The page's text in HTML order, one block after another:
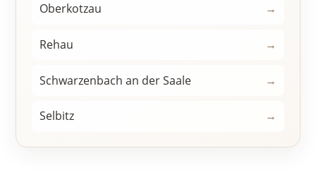
Oberkotzau →
Rehau →
Schwarzenbach an der Saale →
Selbitz →